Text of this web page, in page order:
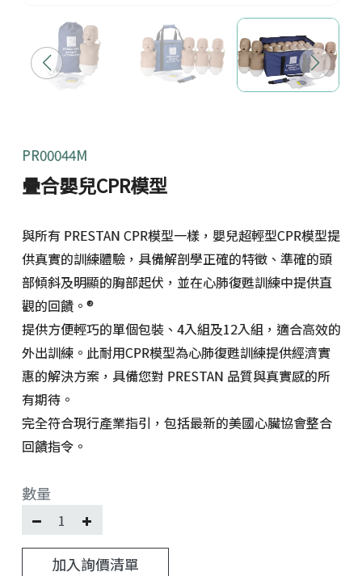
PR00044M
疊合嬰兒CPR模型
與所有 PRESTAN CPR模型一樣，嬰兒超輕型CPR模型提
供真實的訓練體驗，具備解剖學正確的特徵、準確的頭
部傾斜及明顯的胸部起伏，並在心肺復甦訓練中提供直
觀的回饋。®
提供方便輕巧的單個包裝、4入組及12入組，適合高效的
外出訓練。此耐用CPR模型為心肺復甦訓練提供經濟實
惠的解決方案，具備您對 PRESTAN 品質與真實感的所
有期待。
完全符合現行產業指引，包括最新的美國心臟協會整合
回饋指令。
數量
加入詢價清單